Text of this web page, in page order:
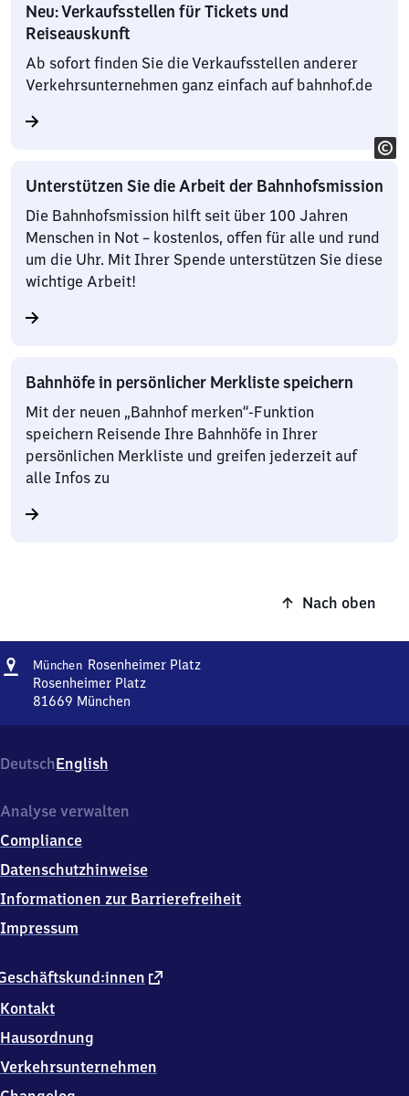
Neu: Verkaufsstellen für Tickets und
Reiseauskunft
Ab sofort finden Sie die Verkaufsstellen anderer
Verkehrsunternehmen ganz einfach auf bahnhof.de
Unterstützen Sie die Arbeit der Bahnhofsmission
Die Bahnhofsmission hilft seit über 100 Jahren
Menschen in Not – kostenlos, offen für alle und rund
um die Uhr. Mit Ihrer Spende unterstützen Sie diese
wichtige Arbeit!
Bahnhöfe in persönlicher Merkliste speichern
Mit der neuen „Bahnhof merken“-Funktion
speichern Reisende Ihre Bahnhöfe in Ihrer
persönlichen Merkliste und greifen jederzeit auf
alle Infos zu
Nach oben
Adresse
München Rosenheimer PlatzMünchen
Rosenheimer Platz
81669 München
Platz,
Rosenheimer
8
6
6
München
DeutschEnglish
externer
Kontakt
Hausordnung
Verkehrsunternehmen
Analyse verwalten
Compliance
Datenschutzhinweise
Informationen zur Barrierefreiheit
Impressum